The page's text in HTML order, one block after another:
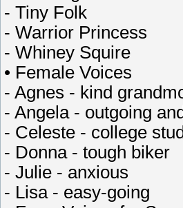
- Tiny Folk
- Warrior Princess
- Whiney Squire
• Female Voices
- Agnes - kind
- Angela - outgoing
- Celeste - college
- Donna - tough biker
- Julie - anxious
- Lisa - easy-going